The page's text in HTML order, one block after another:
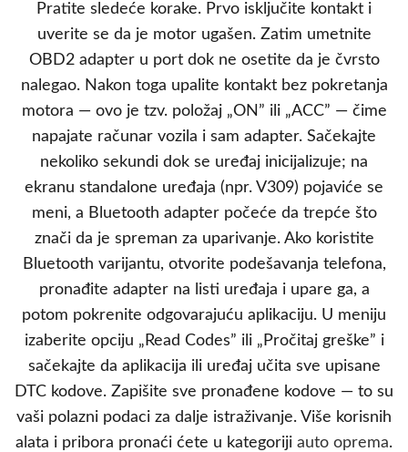
Pratite sledeće korake. Prvo isključite kontakt i
uverite se da je motor ugašen. Zatim umetnite
OBD2 adapter u port dok ne osetite da je čvrsto
nalegao. Nakon toga upalite kontakt bez pokretanja
motora — ovo je tzv. položaj „ON” ili „ACC” — čime
napajate računar vozila i sam adapter. Sačekajte
nekoliko sekundi dok se uređaj inicijalizuje; na
ekranu standalone uređaja (npr. V309) pojaviće se
meni, a Bluetooth adapter počeće da trepće što
znači da je spreman za uparivanje. Ako koristite
Bluetooth varijantu, otvorite podešavanja telefona,
pronađite adapter na listi uređaja i upare ga, a
potom pokrenite odgovarajuću aplikaciju. U meniju
izaberite opciju „Read Codes” ili „Pročitaj greške” i
sačekajte da aplikacija ili uređaj učita sve upisane
DTC kodove. Zapišite sve pronađene kodove — to su
vaši polazni podaci za dalje istraživanje. Više korisnih
alata i pribora pronaći ćete u kategoriji auto oprema.